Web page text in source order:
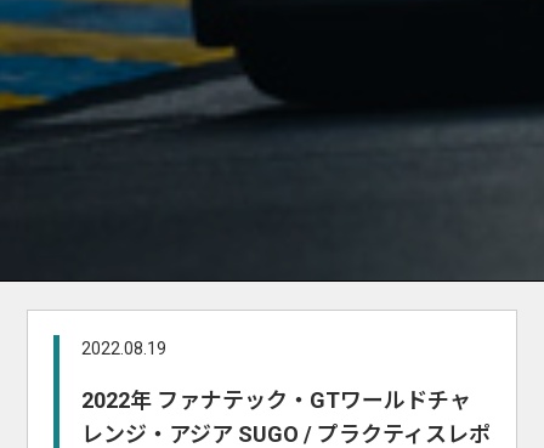
2022.08.19
2022年 ファナテック・GTワールドチャ
レンジ・アジア SUGO / プラクティスレポ